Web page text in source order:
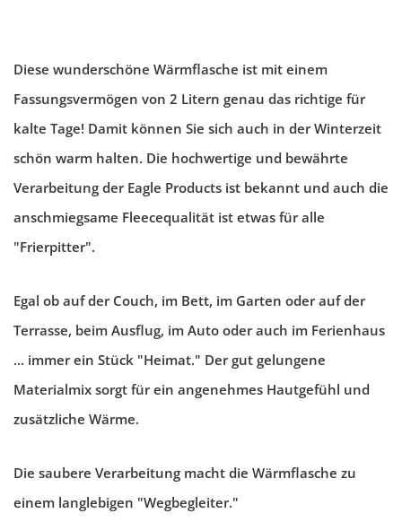
Diese wunderschöne Wärmflasche ist mit einem
Fassungsvermögen von 2 Litern genau das richtige für
kalte Tage! Damit können Sie sich auch in der Winterzeit
schön warm halten. Die hochwertige und bewährte
Verarbeitung der Eagle Products ist bekannt und auch die
anschmiegsame Fleecequalität ist etwas für alle
"Frierpitter".
Egal ob auf der Couch, im Bett, im Garten oder auf der
Terrasse, beim Ausflug, im Auto oder auch im Ferienhaus
... immer ein Stück "Heimat." Der gut gelungene
Materialmix sorgt für ein angenehmes Hautgefühl und
zusätzliche Wärme.
Die saubere Verarbeitung macht die Wärmflasche zu
einem langlebigen "Wegbegleiter."